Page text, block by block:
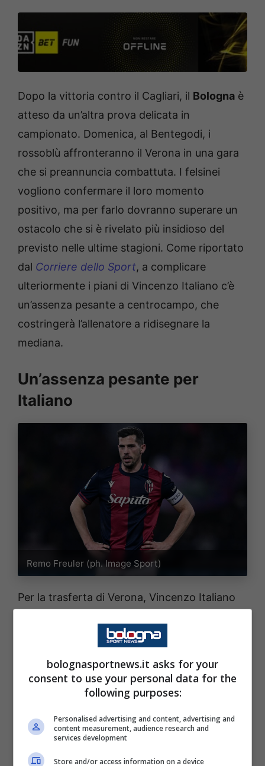
Dopo la vittoria contro il Cagliari, il Bologna è
atteso da un’altra prova delicata in
campionato. Domenica, al Bentegodi, i
rossoblù affronteranno il Verona in una gara
che si preannuncia combattuta. I felsinei
vogliono confermare il loro momento
positivo, ma per farlo dovranno superare un
ostacolo che si è rivelato più insidioso del
previsto nelle ultime stagioni. Come riportato
dal Corriere dello Sport, a complicare
ulteriormente i piani di Vincenzo Italiano c’è
un’assenza pesante a centrocampo, che
costringerà l’allenatore a ridisegnare la
mediana.
Un’assenza pesante per
Italiano
Remo Freuler (ph. Image Sport)
Per la trasferta di Verona, Vincenzo Italiano
squalificato dopo l’ammonizione rimediata
pedina fondamentale nel sistema rossoblù,
garantendo equilibrio e ordine in mezzo al
trovare una nuova soluzione per la cabina di
bolognasportnews.it asks for your
consent to use your personal data for the
following purposes:
Personalised advertising and content, advertising and
content measurement, audience research and
services development
Store and/or access information on a device